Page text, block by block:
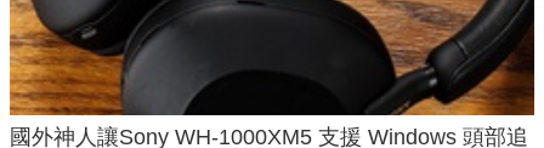
國外神人讓Sony WH-1000XM5 支援 Windows 頭部追